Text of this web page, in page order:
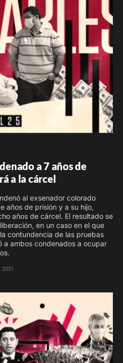
a 7 años de
a la cárcel
al exsenador colorado
años de prisión y a su hijo,
años de cárcel. El resultado se
en un caso en el que
contundencia de las pruebas
a ambos condenados a ocupar
2021